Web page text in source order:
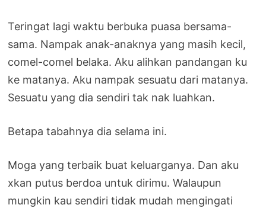
Teringat lagi waktu berbuka puasa bersama-
sama. Nampak anak-anaknya yang masih kecil,
comel-comel belaka. Aku alihkan pandangan ku
ke matanya. Aku nampak sesuatu dari matanya.
Sesuatu yang dia sendiri tak nak luahkan.
Betapa tabahnya dia selama ini.
Moga yang terbaik buat keluarganya. Dan aku
xkan putus berdoa untuk dirimu. Walaupun
mungkin kau sendiri tidak mudah mengingati